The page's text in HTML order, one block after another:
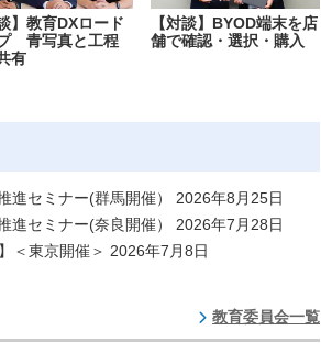
】教育DXロード
青写真と工程
有
【対談】BYOD端末を店
舗で確認・選択・購入
進セミナー(群馬開催） 2026年8月25日
進セミナー(奈良開催） 2026年7月28日
＜東京開催＞ 2026年7月8日
教育委員会一覧